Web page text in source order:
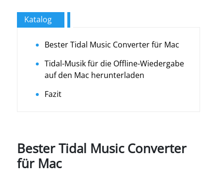
Katalog
Bester Tidal Music Converter für Mac
Tidal-Musik für die Offline-Wiedergabe
auf den Mac herunterladen
Fazit
Bester Tidal Music Converter
für Mac